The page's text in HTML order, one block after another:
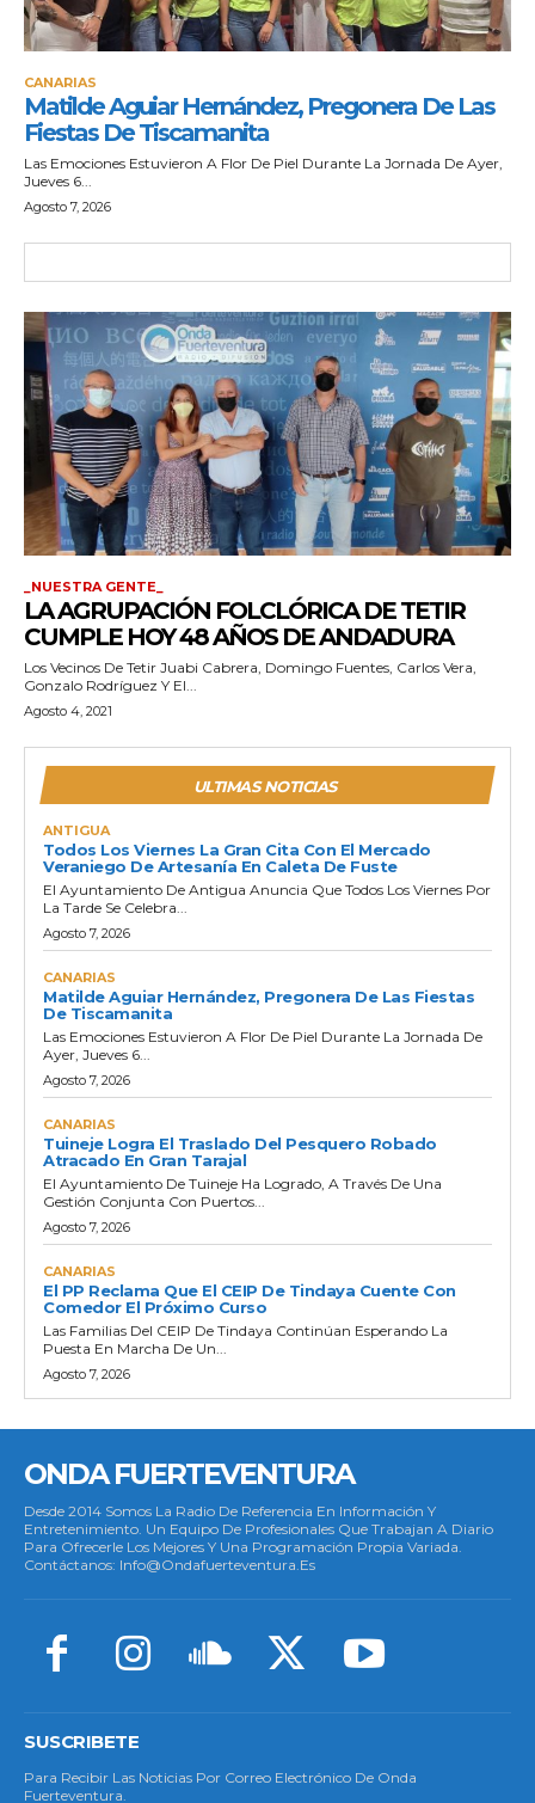
CANARIAS
Matilde Aguiar Hernández, Pregonera De Las
Fiestas De Tiscamanita
Las Emociones Estuvieron A Flor De Piel Durante La Jornada De Ayer,
Jueves 6...
Agosto 7, 2026
_NUESTRA GENTE_
LA AGRUPACIÓN FOLCLÓRICA DE TETIR
CUMPLE HOY 48 AÑOS DE ANDADURA
Los Vecinos De Tetir Juabi Cabrera, Domingo Fuentes, Carlos Vera,
Gonzalo Rodríguez Y El...
Agosto 4, 2021
ULTIMAS NOTICIAS
ANTIGUA
Todos Los Viernes La Gran Cita Con El Mercado
Veraniego De Artesanía En Caleta De Fuste
El Ayuntamiento De Antigua Anuncia Que Todos Los Viernes Por
La Tarde Se Celebra...
Agosto 7, 2026
CANARIAS
Matilde Aguiar Hernández, Pregonera De Las Fiestas
De Tiscamanita
Las Emociones Estuvieron A Flor De Piel Durante La Jornada De
Ayer, Jueves 6...
Agosto 7, 2026
CANARIAS
Tuineje Logra El Traslado Del Pesquero Robado
Atracado En Gran Tarajal
El Ayuntamiento De Tuineje Ha Logrado, A Través De Una
Gestión Conjunta Con Puertos...
Agosto 7, 2026
CANARIAS
El PP Reclama Que El CEIP De Tindaya Cuente Con
Comedor El Próximo Curso
Las Familias Del CEIP De Tindaya Continúan Esperando La
Puesta En Marcha De Un...
Agosto 7, 2026
ONDA FUERTEVENTURA
Desde 2014 Somos La Radio De Referencia En Información Y
Entretenimiento. Un Equipo De Profesionales Que Trabajan A Diario
Para Ofrecerle Los Mejores Y Una Programación Propia Variada.
Contáctanos: Info@ondafuerteventura.es
SUSCRIBETE
Para Recibir Las Noticias Por Correo Electrónico De Onda
Fuerteventura.